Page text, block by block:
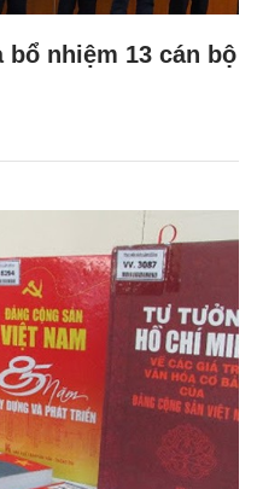
bổ nhiệm 13 cán bộ